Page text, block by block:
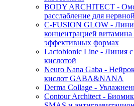
BODY ARCHITECT -
расслабление для
C-FUSION GLOW -
концентрацией витамина
эффективных формах
Lactobionic Line - Линия с
кислотой
Neuro Nana Gaba -
кислот GABA&NANA
Derma Collage -
Contour Architect -